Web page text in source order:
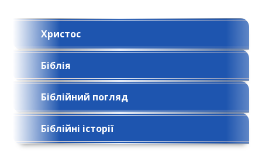
Христос
Біблія
Біблійний погляд
Біблійні історії